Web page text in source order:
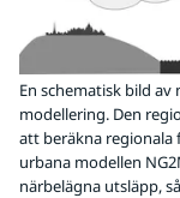
En schematisk bild
modellering. Den
att beräkna regionala
urbana modellen
närbelägna utsläpp,